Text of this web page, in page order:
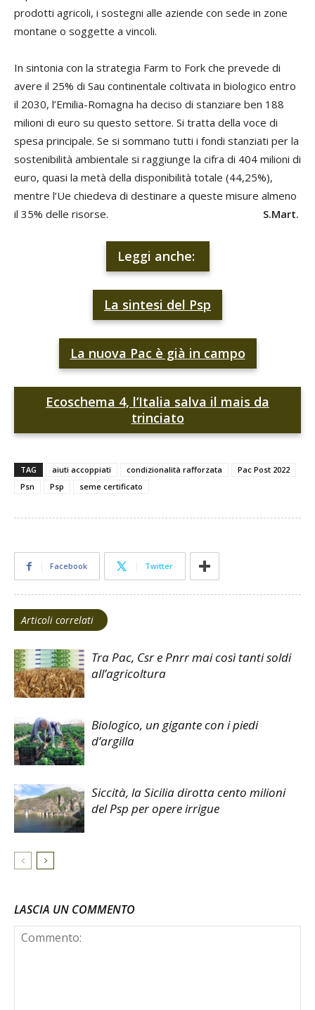
prodotti agricoli, i sostegni alle aziende con sede in zone
montane o soggette a vincoli.
In sintonia con la strategia Farm to Fork che prevede di
avere il 25% di Sau continentale coltivata in biologico entro
il 2030, l’Emilia-Romagna ha deciso di stanziare ben 188
milioni di euro su questo settore. Si tratta della voce di
spesa principale. Se si sommano tutti i fondi stanziati per la
sostenibilità ambientale si raggiunge la cifra di 404 milioni di
euro, quasi la metà della disponibilità totale (44,25%),
mentre l’Ue chiedeva di destinare a queste misure almeno
il 35% delle risorse. S.Mart.
Leggi anche:
La sintesi del Psp
La nuova Pac è già in campo
Ecoschema 4, l’Italia salva il mais da
trinciato
TAG aiuti accoppiati condizionalità rafforzata
Pac Post 2022
Psn
Psp seme certificato
Facebook Twitter
Articoli correlati
Tra Pac, Csr e Pnrr mai così tanti soldi
all’agricoltura
Biologico, un gigante con i piedi
d’argilla
Siccità, la Sicilia dirotta cento milioni
del Psp per opere irrigue
LASCIA UN COMMENTO